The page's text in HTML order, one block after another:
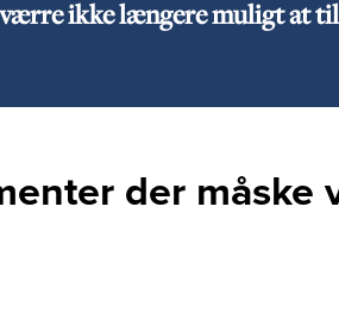
ikke længere muligt at
der måske